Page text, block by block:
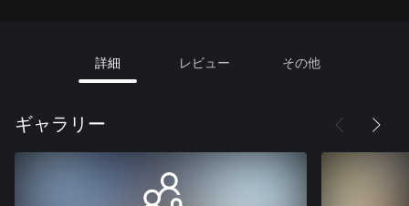
詳細 レビュー その他
ギャラリー